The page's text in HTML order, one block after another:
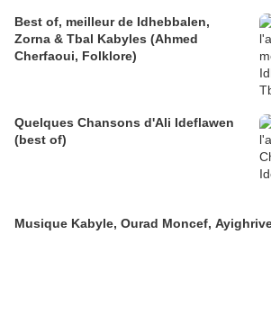
Best of, meilleur de Idhebbalen,
Zorna & Tbal Kabyles (Ahmed
Cherfaoui, Folklore)
Quelques Chansons d'Ali Ideflawen
(best of)
Musique Kabyle, Ourad Moncef,